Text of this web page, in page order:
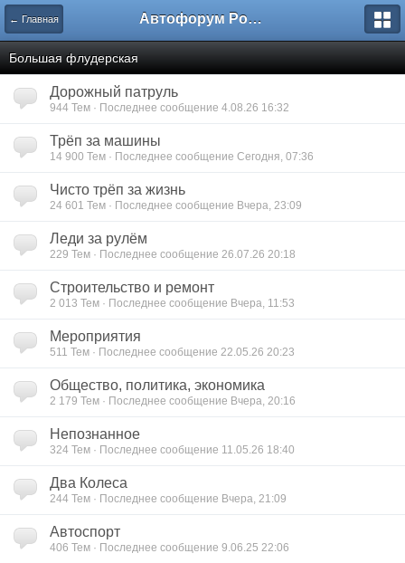
← Главная Автофорум Ростова-на-Дону
Большая флудерская
Дорожный патруль
944 Тем · Последнее сообщение 4.08.26 16:32
Трёп за машины
14 900 Тем · Последнее сообщение Сегодня, 07:36
Чисто трёп за жизнь
24 601 Тем · Последнее сообщение Вчера, 23:09
Леди за рулём
229 Тем · Последнее сообщение 26.07.26 20:18
Строительство и ремонт
2 013 Тем · Последнее сообщение Вчера, 11:53
Мероприятия
511 Тем · Последнее сообщение 22.05.26 20:23
Общество, политика, экономика
2 179 Тем · Последнее сообщение Вчера, 20:16
Непознанное
324 Тем · Последнее сообщение 11.05.26 18:40
Два Колеса
244 Тем · Последнее сообщение Вчера, 21:09
Автоспорт
406 Тем · Последнее сообщение 9.06.25 22:06